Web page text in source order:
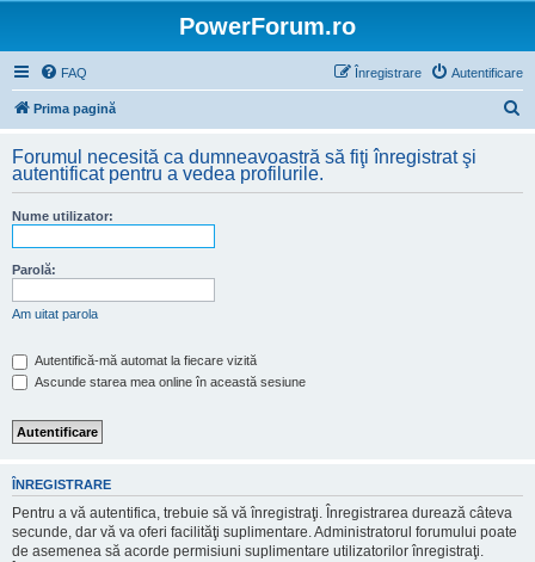
PowerForum.ro
FAQ Autentificare
Înregistrare
Prima pagină
t
Forumul necesită ca dumneavoastră să fiţi înregistrat şi
autentificat pentru a vedea profilurile.
Nume utilizator:
Parolă:
Am uitat parola
Autentifică-mă automat la fiecare vizită
Ascunde starea mea online în această sesiune
ÎNREGISTRARE
Pentru a vă autentifica, trebuie să vă înregistraţi. Înregistrarea durează câteva
secunde, dar vă va oferi facilităţi suplimentare. Administratorul forumului poate
de asemenea să acorde permisiuni suplimentare utilizatorilor înregistraţi.